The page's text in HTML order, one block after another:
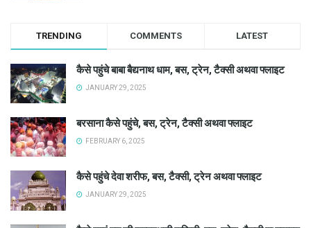
TRENDING COMMENTS LATEST
कैसे पहुंचे बाबा बैद्यनाथ धाम, बस, ट्रेन, टैक्सी अथवा फ्लाइट
JANUARY 29, 2025
बरसाना कैसे पहुंचे, बस, ट्रेन, टैक्सी अथवा फ्लाइट
FEBRUARY 6, 2025
कैसे पहुंचे देवा शरीफ, बस, टैक्सी, ट्रेन अथवा फ्लाइट
JANUARY 29, 2025